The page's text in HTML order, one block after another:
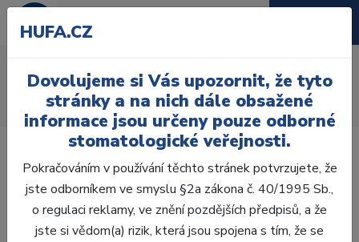
Úvod Ordinace Výplně
Příslušenství pro výplně
Aplikátory, Míchací pomůcky
Míchací pomůcky
Laboratoř
HUFA.CZ
Dovolujeme si Vás upozornit, že tyto
stránky a na nich dále obsažené
informace jsou určeny pouze odborné
stomatologické veřejnosti.
Pokračováním v používání těchto stránek potvrzujete, že
jste odborníkem ve smyslu §2a zákona č. 40/1995 Sb.,
o regulaci reklamy, ve znění pozdějších předpisů, a že
jste si vědom(a) rizik, která jsou spojena s tím, že se